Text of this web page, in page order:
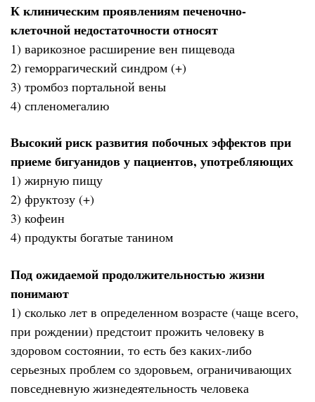
К клиническим проявлениям печеночно-
клеточной недостаточности относят
1) варикозное расширение вен пищевода
2) геморрагический синдром (+)
3) тромбоз портальной вены
4) спленомегалию
Высокий риск развития побочных эффектов при
приеме бигуанидов у пациентов, употребляющих
1) жирную пищу
2) фруктозу (+)
3) кофеин
4) продукты богатые танином
Под ожидаемой продолжительностью жизни
понимают
1) сколько лет в определенном возрасте (чаще всего,
при рождении) предстоит прожить человеку в
здоровом состоянии, то есть без каких-либо
серьезных проблем со здоровьем, ограничивающих
повседневную жизнедеятельность человека